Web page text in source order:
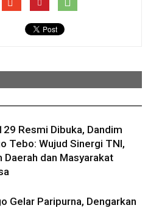
Resmi Dibuka, Dandim
Tebo: Wujud Sinergi TNI,
Daerah dan Masyarakat
Gelar Paripurna, Dengarkan